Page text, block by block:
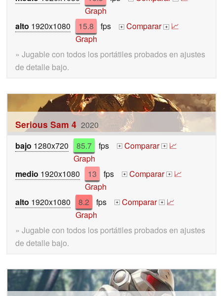
Graph
alto 1920x1080 15.8 fps + Comparar + 📈
Graph
» Jugable con todos los portátiles probados en ajustes
de detalle bajo.
Serious Sam 4 2020
bajo 1280x720 85.7 fps + Comparar + 📈
Graph
medio 1920x1080 13 fps + Comparar + 📈
Graph
alto 1920x1080 8.2 fps + Comparar + 📈
Graph
» Jugable con todos los portátiles probados en ajustes
de detalle bajo.